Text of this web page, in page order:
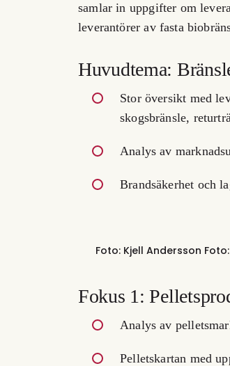
samlar in uppgifter om
leverantörer av fasta
Huvudtema:
Stor översikt med
skogsbränsle,
Analys av
Brandsäkerhet och
Foto: Kjell Andersson Foto:
Fokus 1:
Analys av
Pelletskartan med